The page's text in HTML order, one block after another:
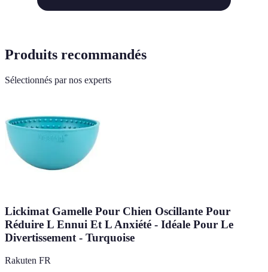
Produits recommandés
Sélectionnés par nos experts
Lickimat Gamelle Pour Chien Oscillante Pour
Réduire L Ennui Et L Anxiété - Idéale Pour Le
Divertissement - Turquoise
Rakuten FR